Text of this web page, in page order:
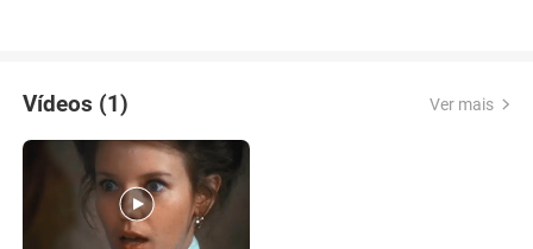
Vídeos (1) Ver mais